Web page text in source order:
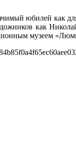
юбилей как
как
музеем